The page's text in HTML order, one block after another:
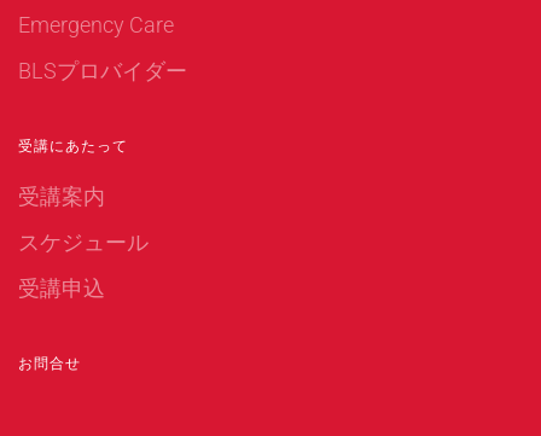
Emergency Care
BLSプロバイダー
受講にあたって
受講案内
スケジュール
受講申込
お問合せ